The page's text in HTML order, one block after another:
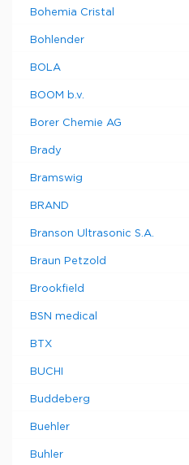
Bohemia Cristal
Bohlender
BOLA
BOOM b.v.
Borer Chemie AG
Brady
Bramswig
BRAND
Branson Ultrasonic S.A.
Braun Petzold
Brookfield
BSN medical
BTX
BUCHI
Buddeberg
Buehler
Buhler